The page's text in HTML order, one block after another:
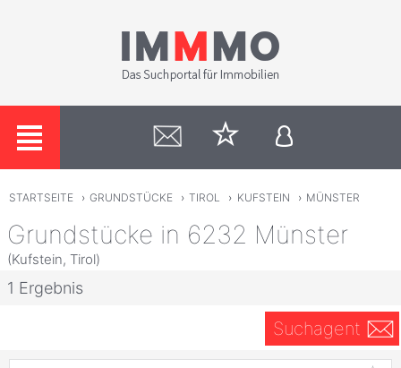
STARTSEITE › GRUNDSTÜCKE › TIROL › KUFSTEIN › MÜNSTER
Grundstücke in 6232 Münster
(Kufstein, Tirol)
1 Ergebnis
Suchagent